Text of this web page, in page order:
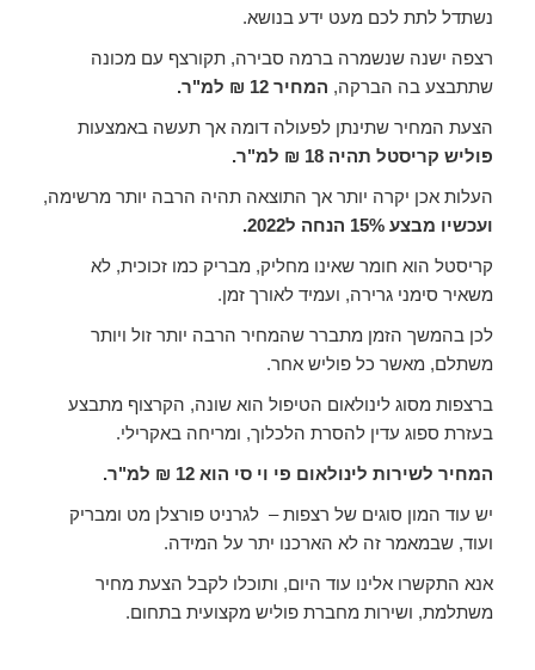
נשתדל לתת לכם מעט ידע בנושא.
רצפה ישנה שנשמרה ברמה סבירה, תקורצף עם מכונה
שתתבצע בה הברקה, המחיר 12 ₪ למ"ר.
הצעת המחיר שתינתן לפעולה דומה אך תעשה באמצעות
פוליש קריסטל תהיה 18 ₪ למ"ר.
העלות אכן יקרה יותר אך התוצאה תהיה הרבה יותר מרשימה,
ועכשיו מבצע 15% הנחה ל2022.
קריסטל הוא חומר שאינו מחליק, מבריק כמו זכוכית, לא
משאיר סימני גרירה, ועמיד לאורך זמן.
לכן בהמשך הזמן מתברר שהמחיר הרבה יותר זול ויותר
משתלם, מאשר כל פוליש אחר.
ברצפות מסוג לינולאום הטיפול הוא שונה, הקרצוף מתבצע
בעזרת ספוג עדין להסרת הלכלוך, ומריחה באקרילי.
המחיר לשירות לינולאום פי וי סי הוא 12 ₪ למ"ר.
יש עוד המון סוגים של רצפות – לגרניט פורצלן מט ומבריק
ועוד, שבמאמר זה לא הארכנו יתר על המידה.
אנא התקשרו אלינו עוד היום, ותוכלו לקבל הצעת מחיר
משתלמת, ושירות מחברת פוליש מקצועית בתחום.